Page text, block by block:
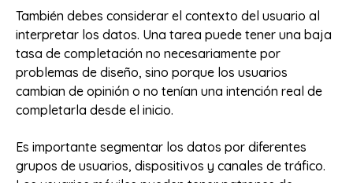
También debes considerar el contexto del usuario al
interpretar los datos. Una tarea puede tener una baja
tasa de completación no necesariamente por
problemas de diseño, sino porque los usuarios
cambian de opinión o no tenían una intención real de
completarla desde el inicio.
Es importante segmentar los datos por diferentes
grupos de usuarios, dispositivos y canales de tráfico.